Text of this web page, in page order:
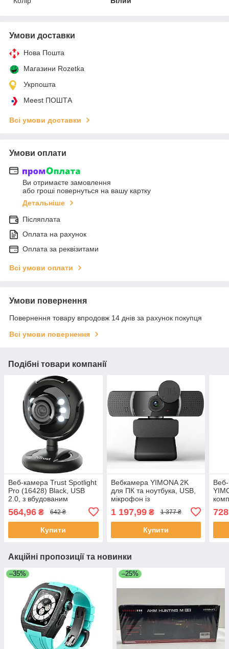
Умови доставки
Нова Пошта
Магазини Rozetka
Укрпошта
Meest ПОШТА
Всі умови доставки
Умови оплати
Ви отримаєте замовлення
або гроші повернуться на вашу картку
Детальніше
Післяплата
Оплата на рахунок
Оплата за реквізитами
Всі умови оплати
Умови повернення
Повернення товару впродовж 14 днів за рахунок покупця
Всі умови повернення
Подібні товари компанії
Веб-камера Trust Spotlight
Pro (16428) Black, USB
2.0, з вбудованим
регульованою LED-
підсвіткою
564,96 ₴ 642 ₴
Купити
Вебкамера YIMONA 2K
для ПК та ноутбука, USB,
мікрофон із
поворот 360°, Plug&Play
1 197,99₴ 1 377 ₴
Купити
Акційні пропозиції та новинки
–35% –25%